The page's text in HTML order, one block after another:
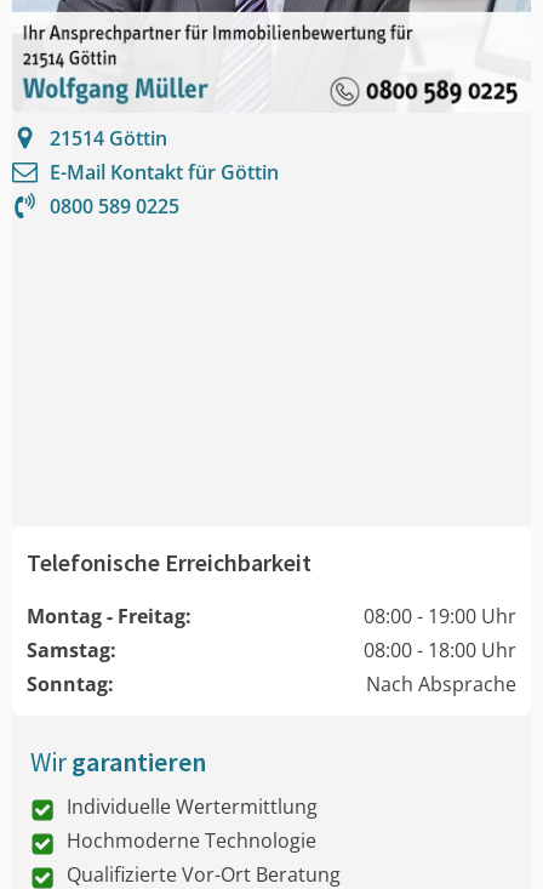
21514 Göttin
E-Mail Kontakt für Göttin
0800 589 0225
Telefonische Erreichbarkeit
Montag - Freitag:
08:00 - 19:00 Uhr
Samstag:
08:00 - 18:00 Uhr
Sonntag:
Nach Absprache
Wirgarantieren
Individuelle Wertermittlung
Hochmoderne Technologie
Qualifizierte Vor-Ort Beratung